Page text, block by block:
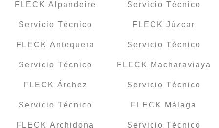
FLECK Alpandeire
Servicio Técnico
FLECK Antequera
Servicio Técnico
FLECK Árchez
Servicio Técnico
FLECK Archidona
Servicio Técnico
FLECK Júzcar
Servicio Técnico
FLECK Macharaviaya
Servicio Técnico
FLECK Málaga
Servicio Técnico